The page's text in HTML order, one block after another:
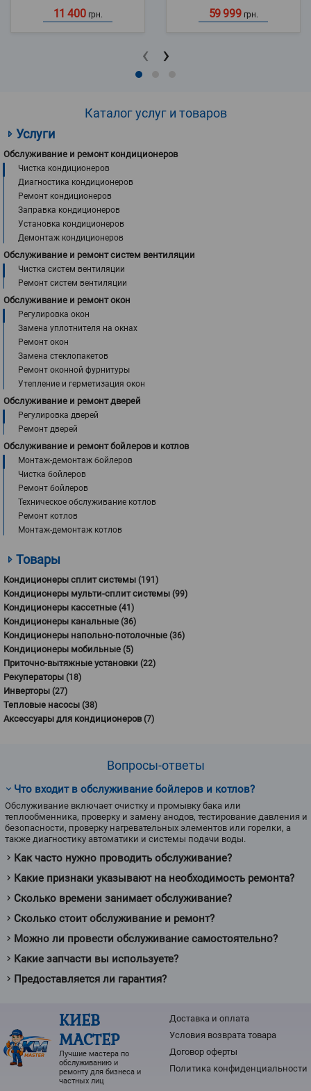
11 400 грн. 59 999 грн.
‹ ›
Каталог услуг и товаров
Услуги
Обслуживание и ремонт кондиционеров
Чистка кондиционеров
Диагностика кондиционеров
Ремонт кондиционеров
Заправка кондиционеров
Установка кондиционеров
Демонтаж кондиционеров
Обслуживание и ремонт систем вентиляции
Чистка систем вентиляции
Ремонт систем вентиляции
Обслуживание и ремонт окон
Регулировка окон
Замена уплотнителя на окнах
Ремонт окон
Замена стеклопакетов
Ремонт оконной фурнитуры
Утепление и герметизация окон
Обслуживание и ремонт дверей
Регулировка дверей
Ремонт дверей
Обслуживание и ремонт бойлеров и котлов
Монтаж-демонтаж бойлеров
Чистка бойлеров
Ремонт бойлеров
Техническое обслуживание котлов
Ремонт котлов
Монтаж-демонтаж котлов
Товары
Кондиционеры сплит системы (191)
Кондиционеры мульти-сплит системы (99)
Кондиционеры кассетные (41)
Кондиционеры канальные (36)
Кондиционеры напольно-потолочные (36)
Кондиционеры мобильные (5)
Приточно-вытяжные установки (22)
Рекуператоры (18)
Инверторы (27)
Тепловые насосы (38)
Аксессуары для кондиционеров(7)
Вопросы-ответы
Что входит в обслуживание бойлеров и котлов?
Обслуживание включает очистку и промывку бака или
теплообменника, проверку и замену анодов, тестирование давления и
безопасности, проверку нагревательных элементов или горелки, а
также диагностику автоматики и системы подачи воды.
Как часто нужно проводить обслуживание?
Какие признаки указывают на необходимость ремонта?
Сколько времени занимает обслуживание?
Сколько стоит обслуживание и ремонт?
Можно ли провести обслуживание самостоятельно?
Какие запчасти вы используете?
Предоставляется ли гарантия?
КИЕВ
МАСТЕР
Лучшие мастера по
обслуживанию и
ремонту для бизнеса и
частных лиц
Доставка и оплата
Условия возврата товарa
Договор оферты
Политика конфиденциальности